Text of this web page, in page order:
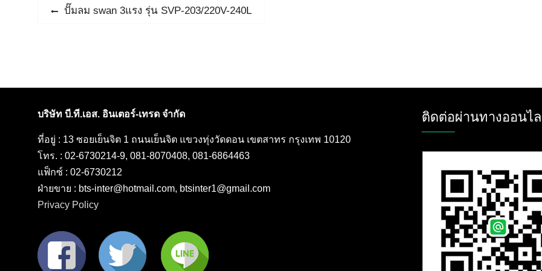
แนะแนว
Previous
ปั๊มลม swan 3แรง รุ่น SVP-203/220V-240L
บริษัท บี.ที.เอส. อินเตอร์-เทรด จำกัด
ที่อยู่ : 13 ซอยเย็นจิต 1 ถนนเย็นจิต แขวงทุ่งวัดดอน เขตสาทร กรุงเทพ 10120
โทร. : 02-6730214-9, 081-8070408, 081-6864463
แฟ็กซ์ : 02-6730212
ฝ่ายขาย : bts-inter@hotmail.com, btsinter1@gmail.com
Privacy Policy
ติดต่อผ่านทางออนไ